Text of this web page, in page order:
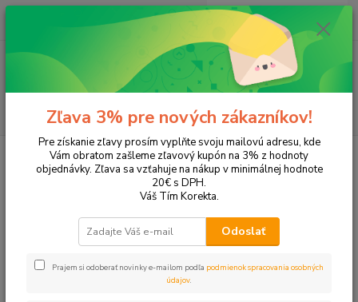
Hľadať
ks
za 0,00 EUR
Tonery a náplne do tlačiarní Canon i-Sensys LBP610C
i-Sensys LBP610C
Upresniť parametre
Najdrahšie
Zľava 3% pre nových zákazníkov!
Pre získanie zľavy prosím vyplňte svoju mailovú adresu, kde
Vám obratom zašleme zľavový kupón na 3% z hodnoty
objednávky. Zľava sa vzťahuje na nákup v minimálnej hodnote
20€ s DPH.
Váš Tím Korekta.
Odoslať
Prajem si odoberať novinky e-mailom podľa podmienok spracovania osobných
údajov.